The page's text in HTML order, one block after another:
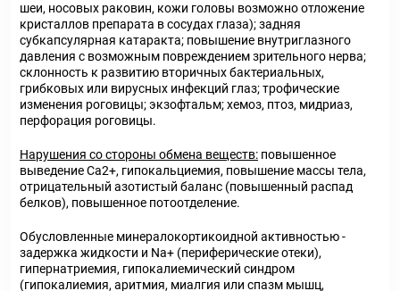
шеи, носовых раковин, кожи головы возможно отложение
кристаллов препарата в сосудах глаза); задняя
субкапсулярная катаракта; повышение внутриглазного
давления с возможным повреждением зрительного нерва;
склонность к развитию вторичных бактериальных,
грибковых или вирусных инфекций глаз; трофические
изменения роговицы; экзофтальм; хемоз, птоз, мидриаз,
перфорация роговицы.
Нарушения со стороны обмена веществ: повышенное
выведение Са2+, гипокальциемия, повышение массы тела,
отрицательный азотистый баланс (повышенный распад
белков), повышенное потоотделение.
Обусловленные минералокортикоидной активностью -
задержка жидкости и Na+ (периферические отеки),
гипернатриемия, гипокалиемический синдром
(гипокалиемия, аритмия, миалгия или спазм мышц,